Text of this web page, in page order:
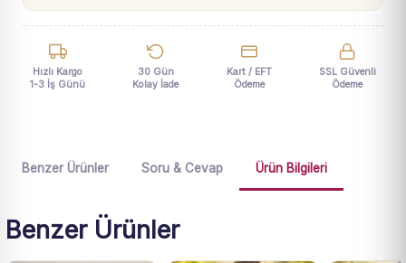
Hızlı Kargo
1-3 İş Günü
30 Gün
Kolay İade
Kart / EFT
Ödeme
SSL Güvenli
Ödeme
Benzer Ürünler Soru & Cevap Ürün Bilgileri
Benzer Ürünler